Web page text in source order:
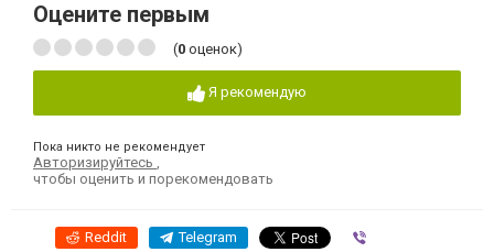
Оцените первым
(0 оценок)
Я рекомендую
Пока никто не рекомендует
Авторизируйтесь
чтобы оценить и порекомендовать
Reddit Telegram